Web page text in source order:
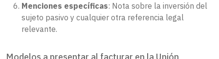
Menciones específicas: Nota sobre la inversión del
sujeto pasivo y cualquier otra referencia legal
relevante.